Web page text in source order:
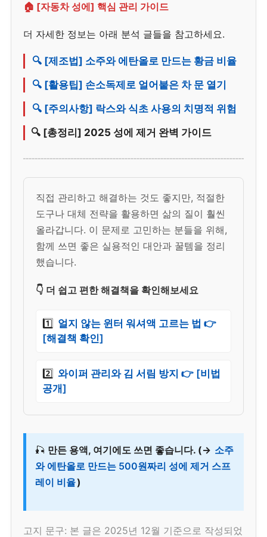
🏠 [자동차 성에] 핵심 관리 가이드
더 자세한 정보는 아래 분석 글들을 참고하세요.
🔍 [제조법] 소주와 에탄올로 만드는 황금 비율
🔍 [활용팁] 손소독제로 얼어붙은 차 문 열기
🔍 [주의사항] 락스와 식초 사용의 치명적 위험
🔍 [총정리] 2025 성에 제거 완벽 가이드
직접 관리하고 해결하는 것도 좋지만, 적절한
도구나 대체 전략을 활용하면 삶의 질이 훨씬
올라갑니다. 이 문제로 고민하는 분들을 위해,
함께 쓰면 좋은 실용적인 대안과 꿀템을 정리
했습니다.
👇 더 쉽고 편한 해결책을 확인해보세요
1️⃣ 얼지 않는 윈터 워셔액 고르는 법 👉
[해결책 확인]
2️⃣ 와이퍼 관리와 김 서림 방지 👉 [비법
공개]
🎣 만든 용액, 여기에도 쓰면 좋습니다. (→ 소주
와 에탄올로 만드는 500원짜리 성에 제거 스프
레이 비율)
고지 문구: 본 글은 2025년 12월 기준으로 작성되었